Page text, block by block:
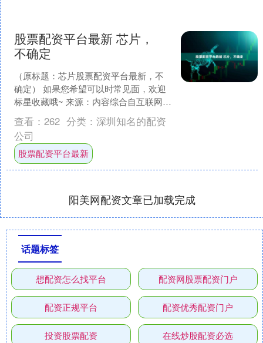
股票配资平台最新 芯片，
不确定
（原标题：芯片股票配资平台最新，不
确定） 如果您希望可以时常见面，欢迎
标星收藏哦~ 来源：内容综合自互联网
，谢谢。 Future Horizons 创始人兼首....
查看： 262 分类： 深圳知名的配资
公司
股票配资平台最新
阳美网配资文章已加载完成
话题标签
想配资怎么找平台 配资网股票配资门户
配资正规平台 配资优秀配资门户
投资股票配资 在线炒股配资必选